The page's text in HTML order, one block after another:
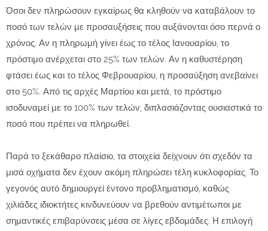
Όσοι δεν πληρώσουν εγκαίρως θα κληθούν να καταβάλουν το
ποσό των τελών με προσαυξήσεις που αυξάνονται όσο περνά ο
χρόνος. Αν η πληρωμή γίνει έως το τέλος Ιανουαρίου, το
πρόστιμο ανέρχεται στο 25% των τελών. Αν η καθυστέρηση
φτάσει έως και το τέλος Φεβρουαρίου, η προσαύξηση ανεβαίνει
στο 50%. Από τις αρχές Μαρτίου και μετά, το πρόστιμο
ισοδυναμεί με το 100% των τελών, διπλασιάζοντας ουσιαστικά το
ποσό που πρέπει να πληρωθεί.
Παρά το ξεκάθαρο πλαίσιο, τα στοιχεία δείχνουν ότι σχεδόν τα
μισά οχήματα δεν έχουν ακόμη πληρώσει τέλη κυκλοφορίας. Το
γεγονός αυτό δημιουργεί έντονο προβληματισμό, καθώς
χιλιάδες ιδιοκτήτες κινδυνεύουν να βρεθούν αντιμέτωποι με
σημαντικές επιβαρύνσεις μέσα σε λίγες εβδομάδες. Η επιλογή